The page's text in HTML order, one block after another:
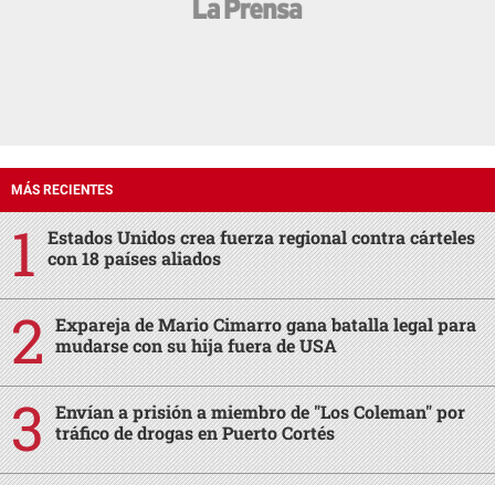
MÁS RECIENTES
Estados Unidos crea fuerza regional contra cárteles
con 18 países aliados
Expareja de Mario Cimarro gana batalla legal para
mudarse con su hija fuera de USA
Envían a prisión a miembro de "Los Coleman" por
tráfico de drogas en Puerto Cortés